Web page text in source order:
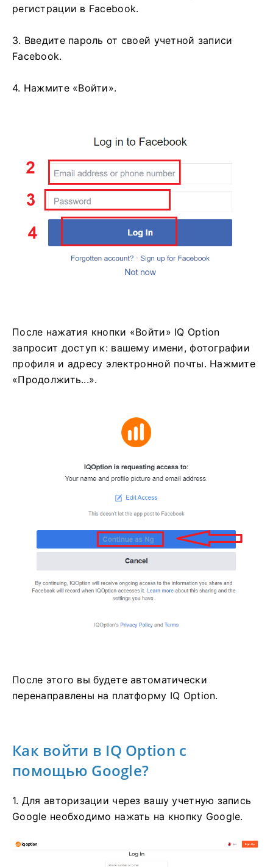
регистрации в Facebook.
3. Введите пароль от своей учетной записи
Facebook.
4. Нажмите «Войти».
После нажатия кнопки «Войти» IQ Option
запросит доступ к: вашему имени, фотографии
профиля и адресу электронной почты. Нажмите
«Продолжить...».
После этого вы будете автоматически
перенаправлены на платформу IQ Option.
Как войти в IQ Option с
помощью Google?
1. Для авторизации через вашу учетную запись
Google необходимо нажать на кнопку Google.